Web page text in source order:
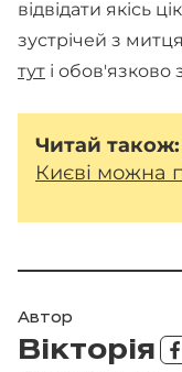
відвідати якісь
зустрічей з
тут і обов'язково
Читай також:
Києві можна
Автор
Вікторія